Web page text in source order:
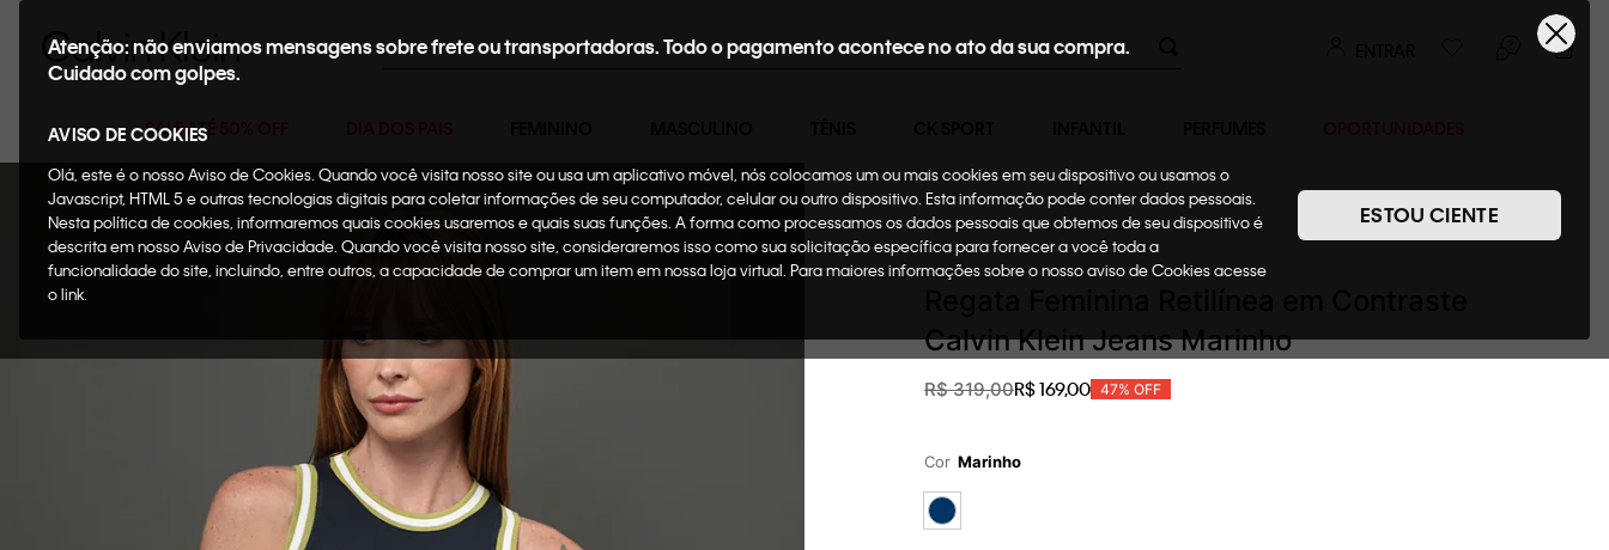
Buscar
SALE ATÉ 50% OFF
Atenção: não enviamos mensagens sobre frete ou transportadoras. Todo o pagamento acontece no ato da sua compra.
Cuidado com golpes.
AVISO DE COOKIES
Olá, este é o nosso Aviso de Cookies. Quando você visita nosso site ou usa um aplicativo móvel, nós colocamos um ou mais cookies em seu dispositivo ou usamos o
Javascript, HTML 5 e outras tecnologias digitais para coletar informações de seu computador, celular ou outro dispositivo. Esta informação pode conter dados pessoais.
Nesta política de cookies, informaremos quais cookies usaremos e quais suas funções. A forma como processamos os dados pessoais que obtemos de seu dispositivo é
descrita em nosso Aviso de Privacidade. Quando você visita nosso site, consideraremos isso como sua solicitação específica para fornecer a você toda a
funcionalidade do site, incluindo, entre outros, a capacidade de comprar um item em nossa loja virtual. Para maiores informações sobre o nosso aviso de Cookies acesse
o link.
ESTOU CIENTE
Oportunidades Roupas Blusas
Calvin Klein Jeans Marinho
R$ 319,00R$169,00 47% OFF
Cor Marinho